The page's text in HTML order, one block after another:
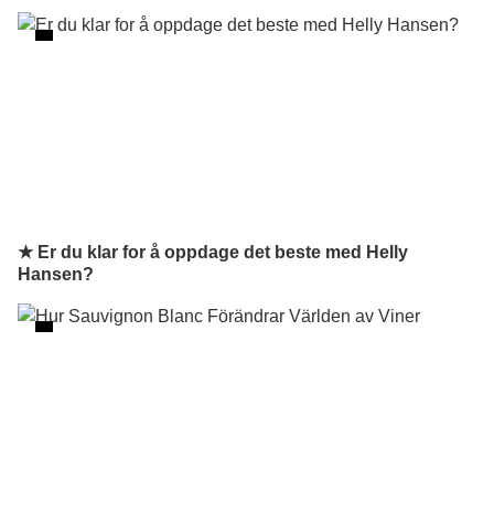
★ Er du klar for å oppdage det beste med Helly
Hansen?